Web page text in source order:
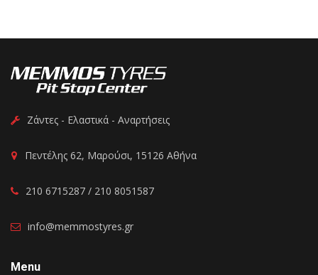
Ζάντες - Ελαστικά - Αναρτήσεις
Πεντέλης 62, Μαρούσι, 15126 Αθήνα
210 6715287 / 210 8051587
info@memmostyres.gr
Menu